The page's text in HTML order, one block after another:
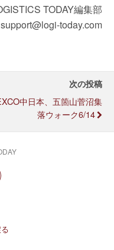
TODAY編集部
today.com
次の投稿
中日本、五箇山菅沼集
落ウォーク6/14